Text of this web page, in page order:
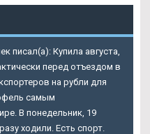
писал(а): Купила августа,
перед отъездом в
на рубли для
самым
В понедельник, 19
ходили. Есть спорт.